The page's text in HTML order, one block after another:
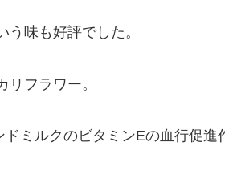
味も好評でした。
フラワー。
ミルクのビタミンEの血行促進